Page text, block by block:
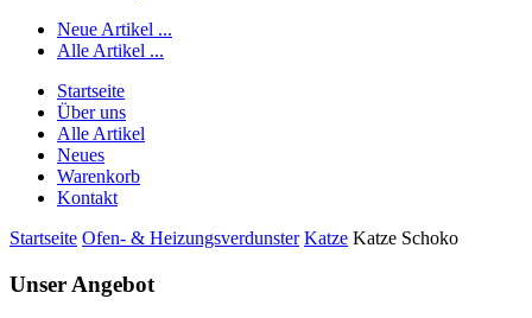
Neue Artikel ...
Alle Artikel ...
Startseite
Über uns
Alle Artikel
Neues
Warenkorb
Kontakt
Startseite Ofen- & Heizungsverdunster Katze Katze Schoko
Unser Angebot